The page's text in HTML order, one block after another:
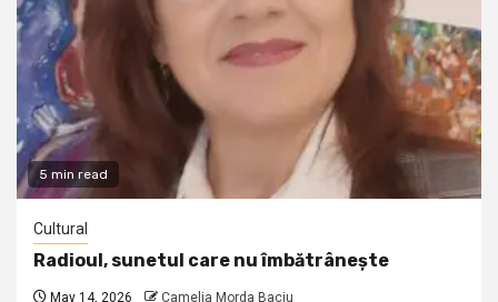
5 min read
Cultural
Radioul, sunetul care nu îmbătrânește
May 14, 2026 Camelia Morda Baciu